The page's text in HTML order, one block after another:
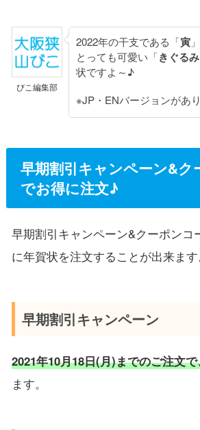
びこ編集部
2022年の干支である「寅
とっても可愛い「きぐる
状ですよ～♪
※JP・ENバージョンがあり
早期割引キャンペーン&ク
でお得に注文♪
早期割引キャンペーン&クーポンコ
に年賀状を注文することが出来ま
早期割引キャンペーン
2021年10月18日(月)までのご注文
ます。